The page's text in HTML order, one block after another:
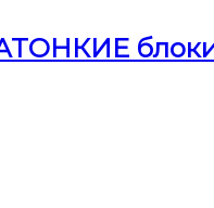
блоки